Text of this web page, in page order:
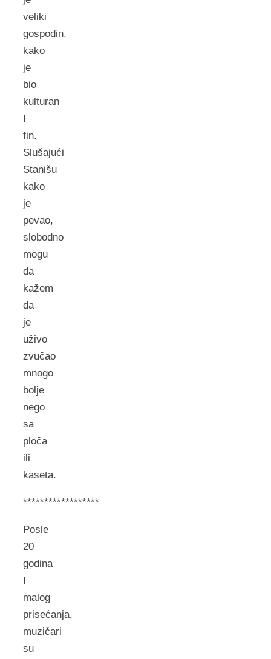
veliki
gospodin,
kako
je
bio
kulturan
I
fin.
Slušajući
Stanišu
kako
je
pevao,
slobodno
mogu
da
kažem
da
je
uživo
zvučao
mnogo
bolje
nego
sa
ploča
ili
kaseta.
******************
Posle
20
godina
I
malog
prisećanja,
muzičari
su